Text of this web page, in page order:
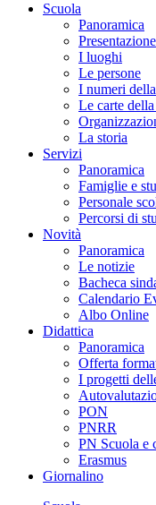
Scuola
Panoramica
Presentazione
I luoghi
Le persone
I numeri
Le carte
La storia
Servizi
Panoramica
Famiglie e
Personale
Percorsi di
Novità
Panoramica
Le notizie
Bacheca
Calendario
Albo Online
Didattica
Panoramica
Offerta
I progetti
PON
PNRR
PN Scuola e
Erasmus
Giornalino